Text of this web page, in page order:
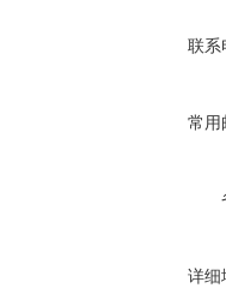
联系
常用
详细